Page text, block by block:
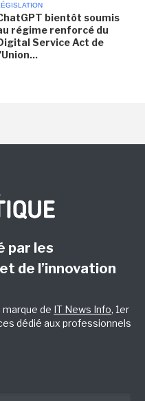
bientôt soumis
régime renforcé du
Service Act de
par les
de l’innovation
de IT News Info, 1er
dédié aux professionnels